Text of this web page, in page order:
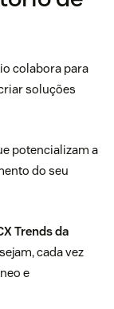
colabora para
soluções
potencializam a
do seu
Trends da
cada vez
e